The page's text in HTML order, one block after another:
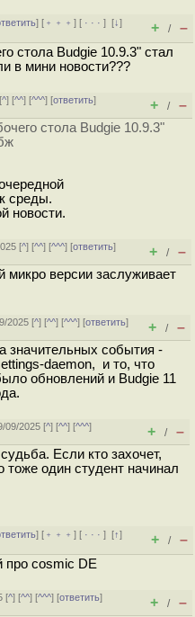
] [ ﹢﹢﹢] [ · · ·][↓]
+ / –
стола Budgie 10.9.3" стал
в мини новости???
^] [^^] [^^^] [ответить]
+ / –
стола Budgie 10.9.3"
среды.
новости.
[^] [^^] [^^^] [ответить]
+ / –
микро версии заслуживает
2025 [^] [^^] [^^^] [ответить]
+ / –
значительных события -
daemon, и то, что
обновлений и Budgie 11
09/2025 [^] [^^] [^^^]
+ / –
Если кто захочет,
один студент начинал
] [ ﹢﹢﹢] [ · · ·][↑]
+ / –
про cosmic DE
[^] [^^] [^^^] [ответить]
+ / –